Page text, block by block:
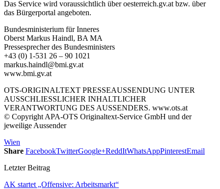
Das Service wird voraussichtlich über oesterreich.gv.at bzw. über
das Bürgerportal angeboten.
Bundesministerium für Inneres
Oberst Markus Haindl, BA MA
Pressesprecher des Bundesministers
+43 (0) 1-531 26 – 90 1021
markus.haindl@bmi.gv.at
www.bmi.gv.at
OTS-ORIGINALTEXT PRESSEAUSSENDUNG UNTER
AUSSCHLIESSLICHER INHALTLICHER
VERANTWORTUNG DES AUSSENDERS. www.ots.at
© Copyright APA-OTS Originaltext-Service GmbH und der
jeweilige Aussender
Wien
Share FacebookTwitterGoogle+ReddItWhatsAppPinterestEmail
Letzter Beitrag
AK startet „Offensive: Arbeitsmarkt“